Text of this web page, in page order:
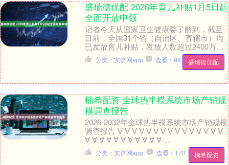
盛瑞德优配 2026年育儿补贴1月5日起
全面开放申领
记者今天从国家卫生健康委了解到，截至
目前，全国31个省（自治区、直辖市）均
已发放育儿补贴，发放人数超过2400万
人，2025年度育儿补贴发放率达80%左
右。 今....
盛瑞德优配
分类：实倍网app 查看：98
楠希配资 全球热半模系统市场产销规
模调查报告
2026-2032年全球热半模系统市场产销规模
调查报告 ∀ ∀ ∀ ∀ ∀ ∀ ∀ ∀ ∀ ∀ ∀ ∀ ∀ ∀ ∀
∀ ∀ ∀ ∀ ∀ ∀ ∀ ∀ ∀ ∀ ∀ ....
楠希配资
分类：实倍网app 查看：170